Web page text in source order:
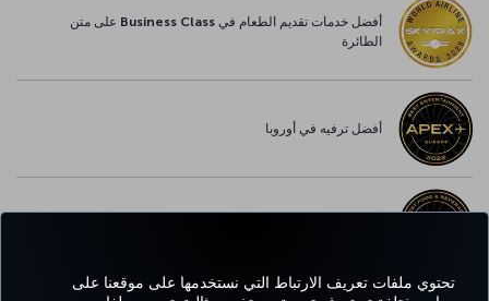
تحتوي ملفات تعريف الارتباط التي نستخدمها على موقعنا على
أفضل خدمات تقديم الطعام في Business Class على متن
الطائرة
أفضل ترفيه في أوروبا